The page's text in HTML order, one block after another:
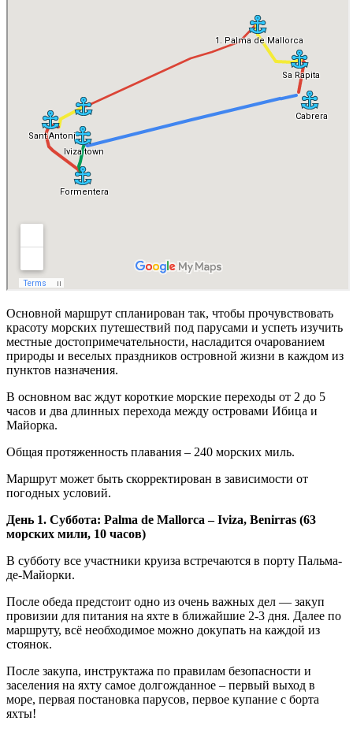
Основной маршрут спланирован так, чтобы прочувствовать
красоту морских путешествий под парусами и успеть изучить
местные достопримечательности, насладится очарованием
природы и веселых праздников островной жизни в каждом из
пунктов назначения.
В основном вас ждут короткие морские переходы от 2 до 5
часов и два длинных перехода между островами Ибица и
Майорка.
Общая протяженность плавания – 240 морских миль.
Маршрут может быть скорректирован в зависимости от
погодных условий.
День 1. Суббота: Palma de Mallorca – Iviza, Benirras (63
морских мили, 10 часов)
В субботу все участники круиза встречаются в порту Пальма-
де-Майорки.
После обеда предстоит одно из очень важных дел — закуп
провизии для питания на яхте в ближайшие 2-3 дня. Далее по
маршруту, всё необходимое можно докупать на каждой из
стоянок.
После закупа, инструктажа по правилам безопасности и
заселения на яхту самое долгожданное – первый выход в
море, первая постановка парусов, первое купание с борта
яхты!